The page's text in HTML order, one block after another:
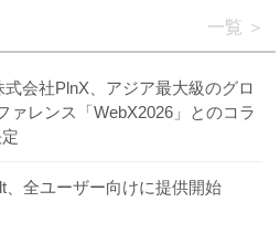
一覧
式会社PlnX、アジア最大級のグロ
ァレンス「WebX2026」とのコラ
、全ユーザー向けに提供開始